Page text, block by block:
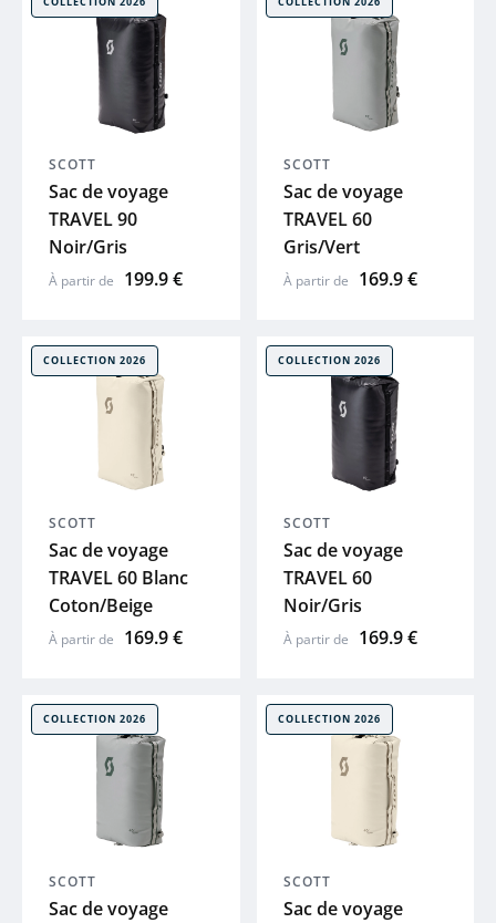
SCOTT
Sac de voyage
TRAVEL 90
Noir/Gris
À partir de 199.9 €
SCOTT
Sac de voyage
TRAVEL 60
Gris/Vert
À partir de 169.9 €
COLLECTION 2026
SCOTT
Sac de voyage
TRAVEL 60 Blanc
Coton/Beige
À partir de 169.9 €
COLLECTION 2026
SCOTT
Sac de voyage
TRAVEL 60
Noir/Gris
À partir de 169.9 €
COLLECTION 2026
SCOTT
Sac de voyage
COLLECTION 2026
SCOTT
Sac de voyage